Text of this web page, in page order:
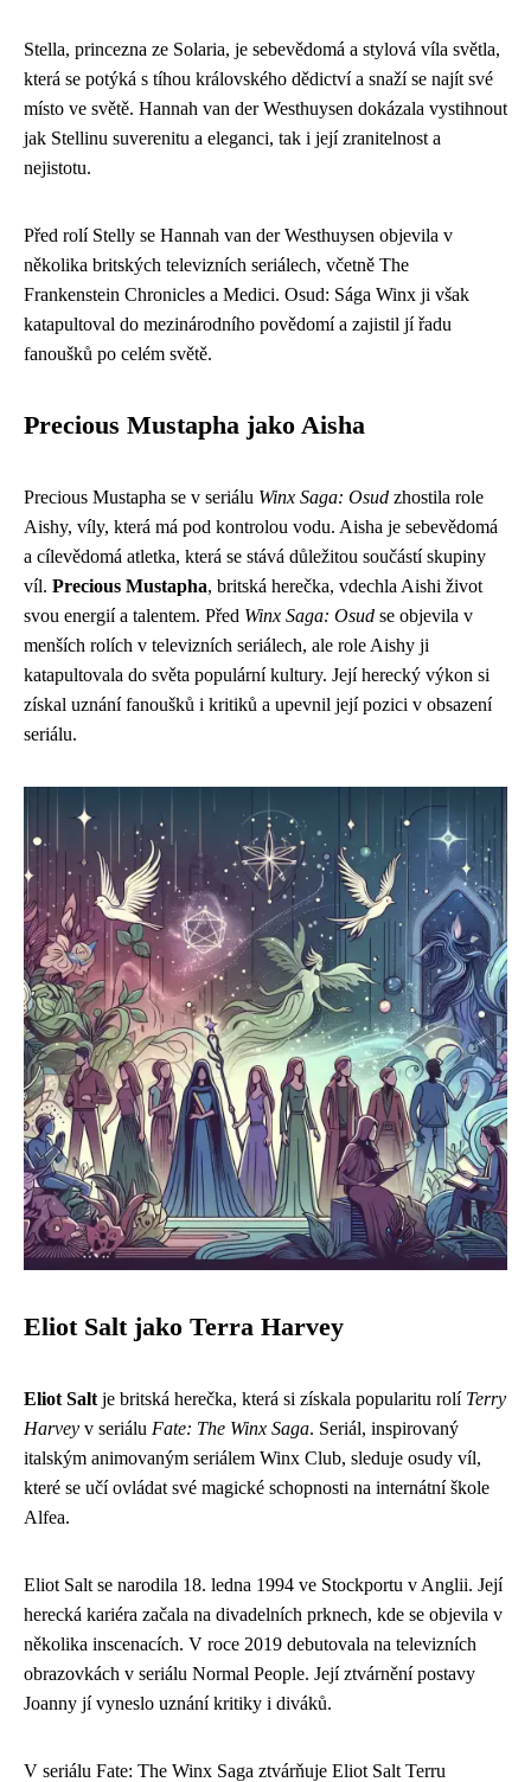
Stella, princezna ze Solaria, je sebevědomá a stylová víla světla,
která se potýká s tíhou královského dědictví a snaží se najít své
místo ve světě. Hannah van der Westhuysen dokázala vystihnout
jak Stellinu suverenitu a eleganci, tak i její zranitelnost a
nejistotu.
Před rolí Stelly se Hannah van der Westhuysen objevila v
několika britských televizních seriálech, včetně The
Frankenstein Chronicles a Medici. Osud: Sága Winx ji však
katapultoval do mezinárodního povědomí a zajistil jí řadu
fanoušků po celém světě.
Precious Mustapha jako Aisha
Precious Mustapha se v seriálu Winx Saga: Osud zhostila role
Aishy, víly, která má pod kontrolou vodu. Aisha je sebevědomá
a cílevědomá atletka, která se stává důležitou součástí skupiny
víl. Precious Mustapha, britská herečka, vdechla Aishi život
svou energií a talentem. Před Winx Saga: Osud se objevila v
menších rolích v televizních seriálech, ale role Aishy ji
katapultovala do světa populární kultury. Její herecký výkon si
získal uznání fanoušků i kritiků a upevnil její pozici v obsazení
seriálu.
Eliot Salt jako Terra Harvey
Eliot Salt je britská herečka, která si získala popularitu rolí Terry
Harvey v seriálu Fate: The Winx Saga. Seriál, inspirovaný
italským animovaným seriálem Winx Club, sleduje osudy víl,
které se učí ovládat své magické schopnosti na internátní škole
Alfea.
Eliot Salt se narodila 18. ledna 1994 ve Stockportu v Anglii. Její
herecká kariéra začala na divadelních prknech, kde se objevila v
několika inscenacích. V roce 2019 debutovala na televizních
obrazovkách v seriálu Normal People. Její ztvárnění postavy
Joanny jí vyneslo uznání kritiky i diváků.
V seriálu Fate: The Winx Saga ztvárňuje Eliot Salt Terru